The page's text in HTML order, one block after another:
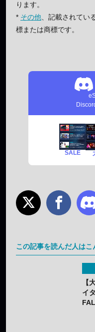
ります。
* その他、記載されてい
標または商標です。
SALE
この記事を読んだ人は
【
イ